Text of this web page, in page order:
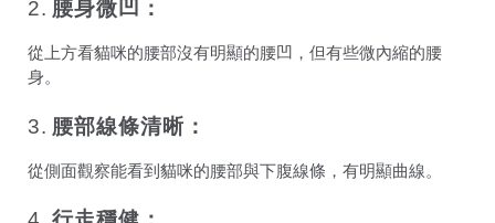
2. 腰身微凹：
從上方看貓咪的腰部沒有明顯的腰凹，但有些微內縮的腰
身。
3. 腰部線條清晰：
從側面觀察能看到貓咪的腰部與下腹線條，有明顯曲線。